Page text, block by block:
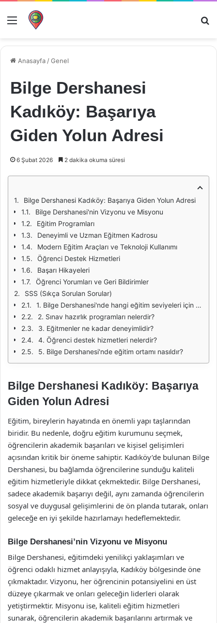
Menü
Anasayfa /Genel
Bilge Dershanesi
Kadıköy: Başarıya
Giden Yolun Adresi
6 Şubat 2026 2 dakika okuma süresi
Bilge Dershanesi Kadıköy: Başarıya Giden Yolun Adresi
Bilge Dershanesi'nin Vizyonu ve Misyonu
Eğitim Programları
Deneyimli ve Uzman Eğitmen Kadrosu
Modern Eğitim Araçları ve Teknoloji Kullanımı
Öğrenci Destek Hizmetleri
Başarı Hikayeleri
Öğrenci Yorumları ve Geri Bildirimler
SSS (Sıkça Sorulan Sorular)
1. Bilge Dershanesi'nde hangi eğitim seviyeleri için programlar mevcut?
2. Sınav hazırlık programları nelerdir?
3. Eğitmenler ne kadar deneyimlidir?
4. Öğrenci destek hizmetleri nelerdir?
5. Bilge Dershanesi'nde eğitim ortamı nasıldır?
Bilge Dershanesi Kadıköy: Başarıya
Giden Yolun Adresi
Eğitim, bireylerin hayatında en önemli yapı taşlarından
biridir. Bu nedenle, doğru eğitim kurumunu seçmek,
öğrencilerin akademik başarıları ve kişisel gelişimleri
açısından kritik bir öneme sahiptir. Kadıköy’de bulunan Bilge
Dershanesi, bu bağlamda öğrencilerine sunduğu kaliteli
eğitim hizmetleriyle dikkat çekmektedir. Bilge Dershanesi,
sadece akademik başarıyı değil, aynı zamanda öğrencilerin
sosyal ve duygusal gelişimlerini de ön planda tutarak, onları
geleceğe en iyi şekilde hazırlamayı hedeflemektedir.
Bilge Dershanesi’nin Vizyonu ve Misyonu
Bilge Dershanesi, eğitimdeki yenilikçi yaklaşımları ve
öğrenci odaklı hizmet anlayışıyla, Kadıköy bölgesinde öne
çıkmaktadır. Vizyonu, her öğrencinin potansiyelini en üst
düzeye çıkarmak ve onları geleceğin liderleri olarak
yetiştirmektir. Misyonu ise, kaliteli eğitim hizmetleri
sunarak, öğrencilerin akademik başarılarını artırmak ve